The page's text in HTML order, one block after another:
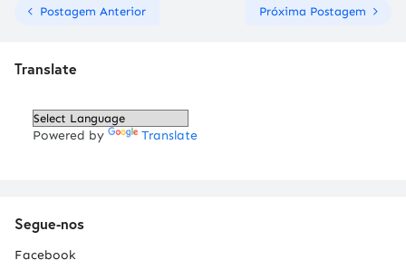
Postagem Anterior Próxima Postagem
Translate
Powered by Translate
Segue-nos
Facebook